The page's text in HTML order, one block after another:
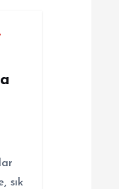
sık